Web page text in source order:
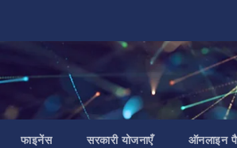
फाइनेंस सरकारी योजनाएँ ऑनलाइन